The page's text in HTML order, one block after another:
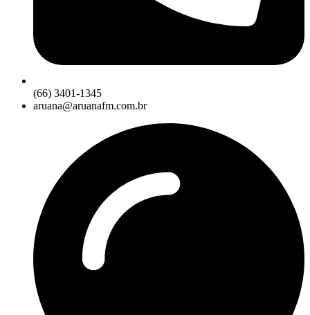
(66) 3401-1345
aruana@aruanafm.com.br